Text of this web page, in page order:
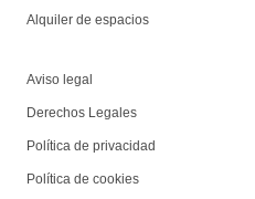
Alquiler de espacios
Aviso legal
Derechos Legales
Política de privacidad
Política de cookies